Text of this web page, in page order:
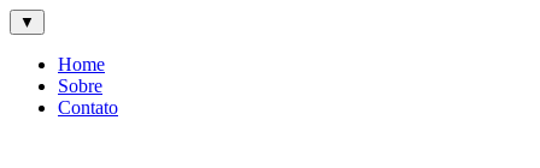
▼
Home
Sobre
Contato